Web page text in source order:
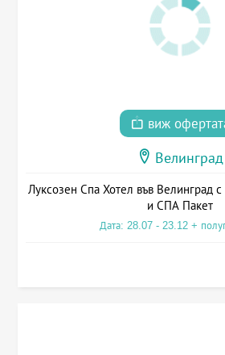
виж
Велинград
Луксозен Спа Хотел във Велинград
и СПА Пакет
Дата: 28.07 - 23.12 +